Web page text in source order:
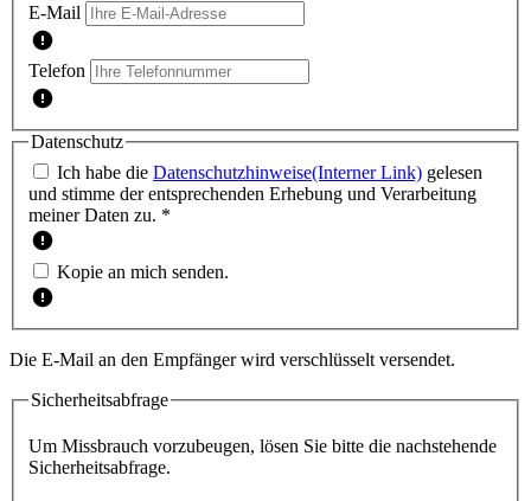
E-Mail
Telefon
Datenschutz
Ich habe die Datenschutzhinweise(Interner Link) gelesen
und stimme der entsprechenden Erhebung und Verarbeitung
meiner Daten zu. *
Kopie an mich senden.
Die E-Mail an den Empfänger wird verschlüsselt versendet.
Sicherheitsabfrage
Um Missbrauch vorzubeugen, lösen Sie bitte die nachstehende
Sicherheitsabfrage.